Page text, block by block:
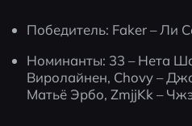
Победитель: Faker – Ли
Номинанты: 33 – Нета
Виролайнен, Chovy –
Матьё Эрбо, ZmjjKk –